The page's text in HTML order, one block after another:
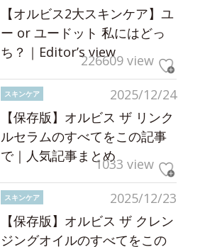
【オルビス2大スキンケア】ユ
ー or ユードット 私にはどっ
ち？｜Editor’s view226609 view
2025/12/24
スキンケア
【保存版】オルビス ザ リンク
ルセラムのすべてをこの記事
で｜人気記事まとめ1033 view
2025/12/23
スキンケア
【保存版】オルビス ザ クレン
ジングオイルのすべてをこの